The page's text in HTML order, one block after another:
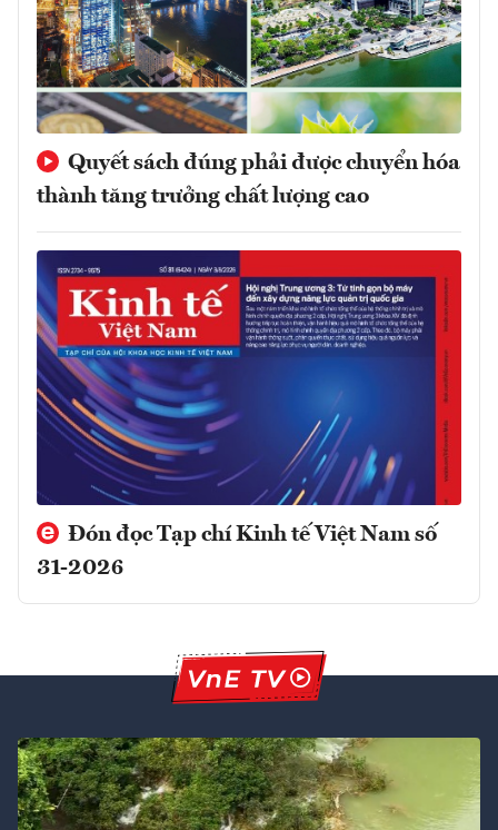
Quyết sách đúng phải được chuyển hóa
thành tăng trưởng chất lượng cao
Đón đọc Tạp chí Kinh tế Việt Nam số
31-2026